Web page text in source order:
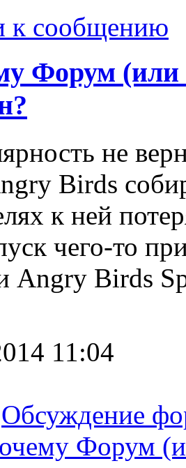
к сообщению
Форум (или
не
Birds
к ней
чего-то
Angry Birds
11:04
Обсуждение
Форум